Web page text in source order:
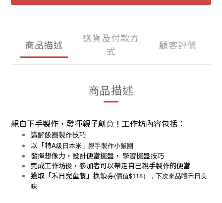
商品描述
送貨及付款方
式
顧客評價
商品描述
親自下手製作，發揮親子創意！工作坊內容包括：
講解飯團製作技巧
以「特A級日本米」親手製作小飯團
發揮想像力，設計便當擺盤， 學習擺盤技巧
完成工作坊後，參加者可以帶走自己親手製作的便當
獲取「禾日兒童餐」換領劵(價值$118），下次來品嚐禾日美
味